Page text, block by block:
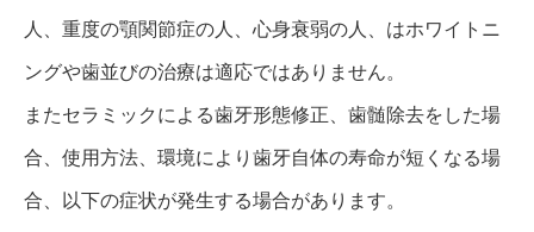
人、重度の顎関節症の人、心身衰弱の人、はホワイトニ
ングや歯並びの治療は適応ではありません。
またセラミックによる歯牙形態修正、歯髄除去をした場
合、使用方法、環境により歯牙自体の寿命が短くなる場
合、以下の症状が発生する場合があります。